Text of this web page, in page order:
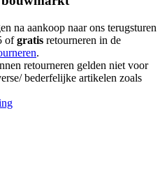
na aankoop naar ons terugsturen
ofgratis retourneren in de
.
retourneren gelden niet voor
bederfelijke artikelen zoals